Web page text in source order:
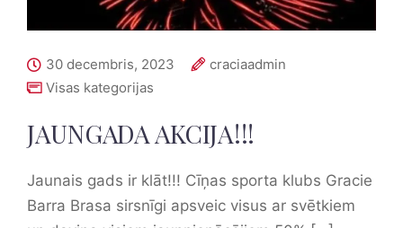
30 decembris, 2023
craciaadmin
Visas kategorijas
JAUNGADA AKCIJA!!!
Jaunais gads ir klāt!!! Cīņas sporta klubs Gracie
Barra Brasa sirsnīgi apsveic visus ar svētkiem